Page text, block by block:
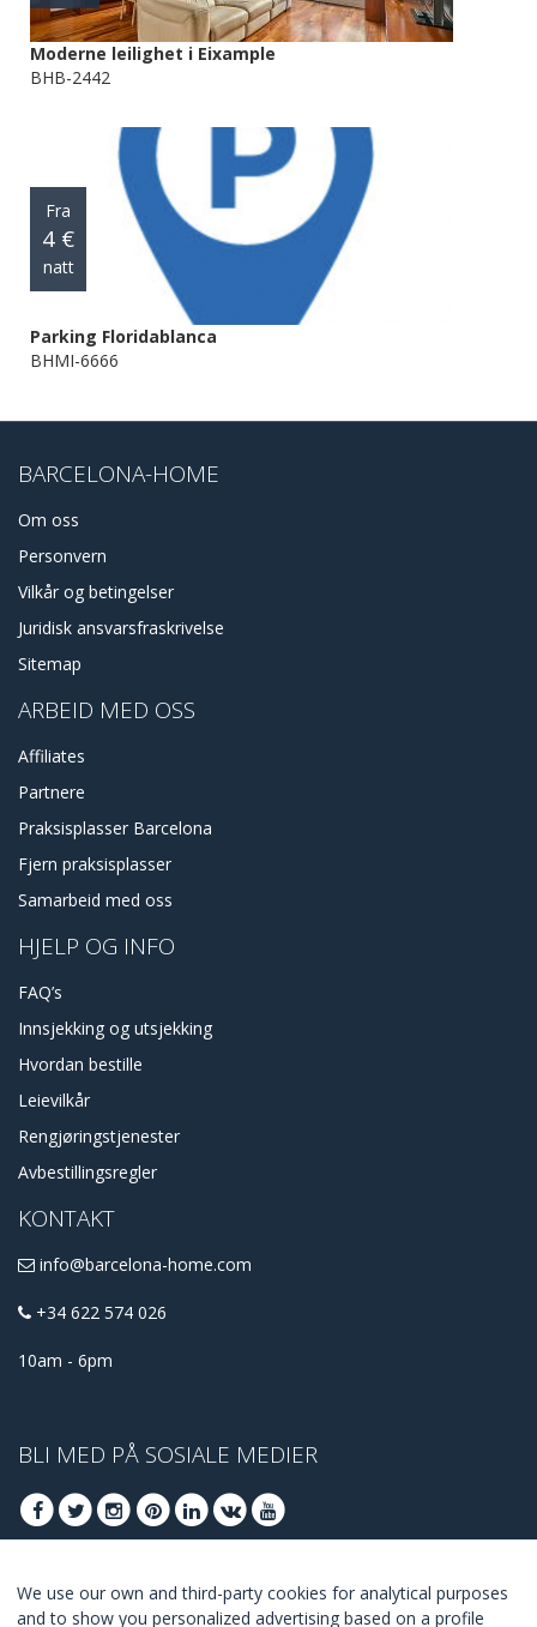
Moderne leilighet i Eixample
BHB-2442
Fra
4 €
natt
Parking Floridablanca
BHMI-6666
BARCELONA-HOME
Om oss
Personvern
Vilkår og betingelser
Juridisk ansvarsfraskrivelse
Sitemap
ARBEID MED OSS
Affiliates
Partnere
Praksisplasser Barcelona
Fjern praksisplasser
Samarbeid med oss
HJELP OG INFO
FAQ’s
Innsjekking og utsjekking
Hvordan bestille
Leievilkår
Rengjøringstjenester
Avbestillingsregler
KONTAKT
info@barcelona-home.com
+34 622 574 026
10am - 6pm
BLI MED PÅ SOSIALE MEDIER
BLI MED FOR Å FÅ VÅRE BESTE TILBUDENE
We use our own and third-party cookies for analytical purposes
and to show you personalized advertising based on a profile